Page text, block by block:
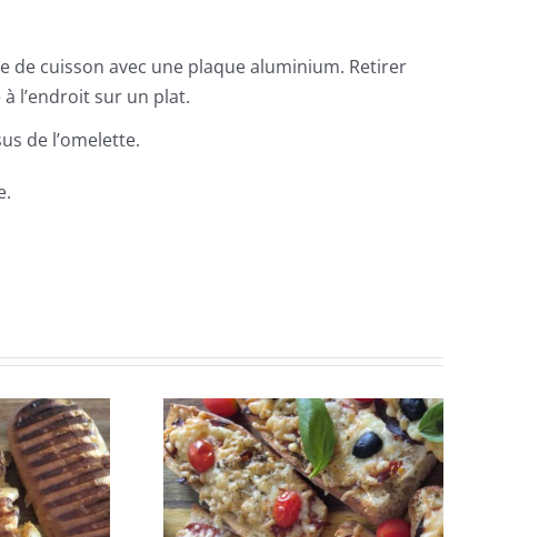
de cuisson avec une plaque aluminium. Retirer
l’endroit sur un plat.
de l’omelette.